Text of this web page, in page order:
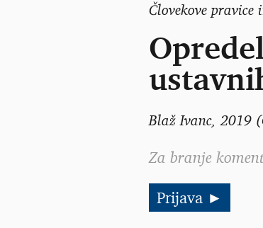
Človekove
Blaž Ivanc, 2019
Za branje
Prijava